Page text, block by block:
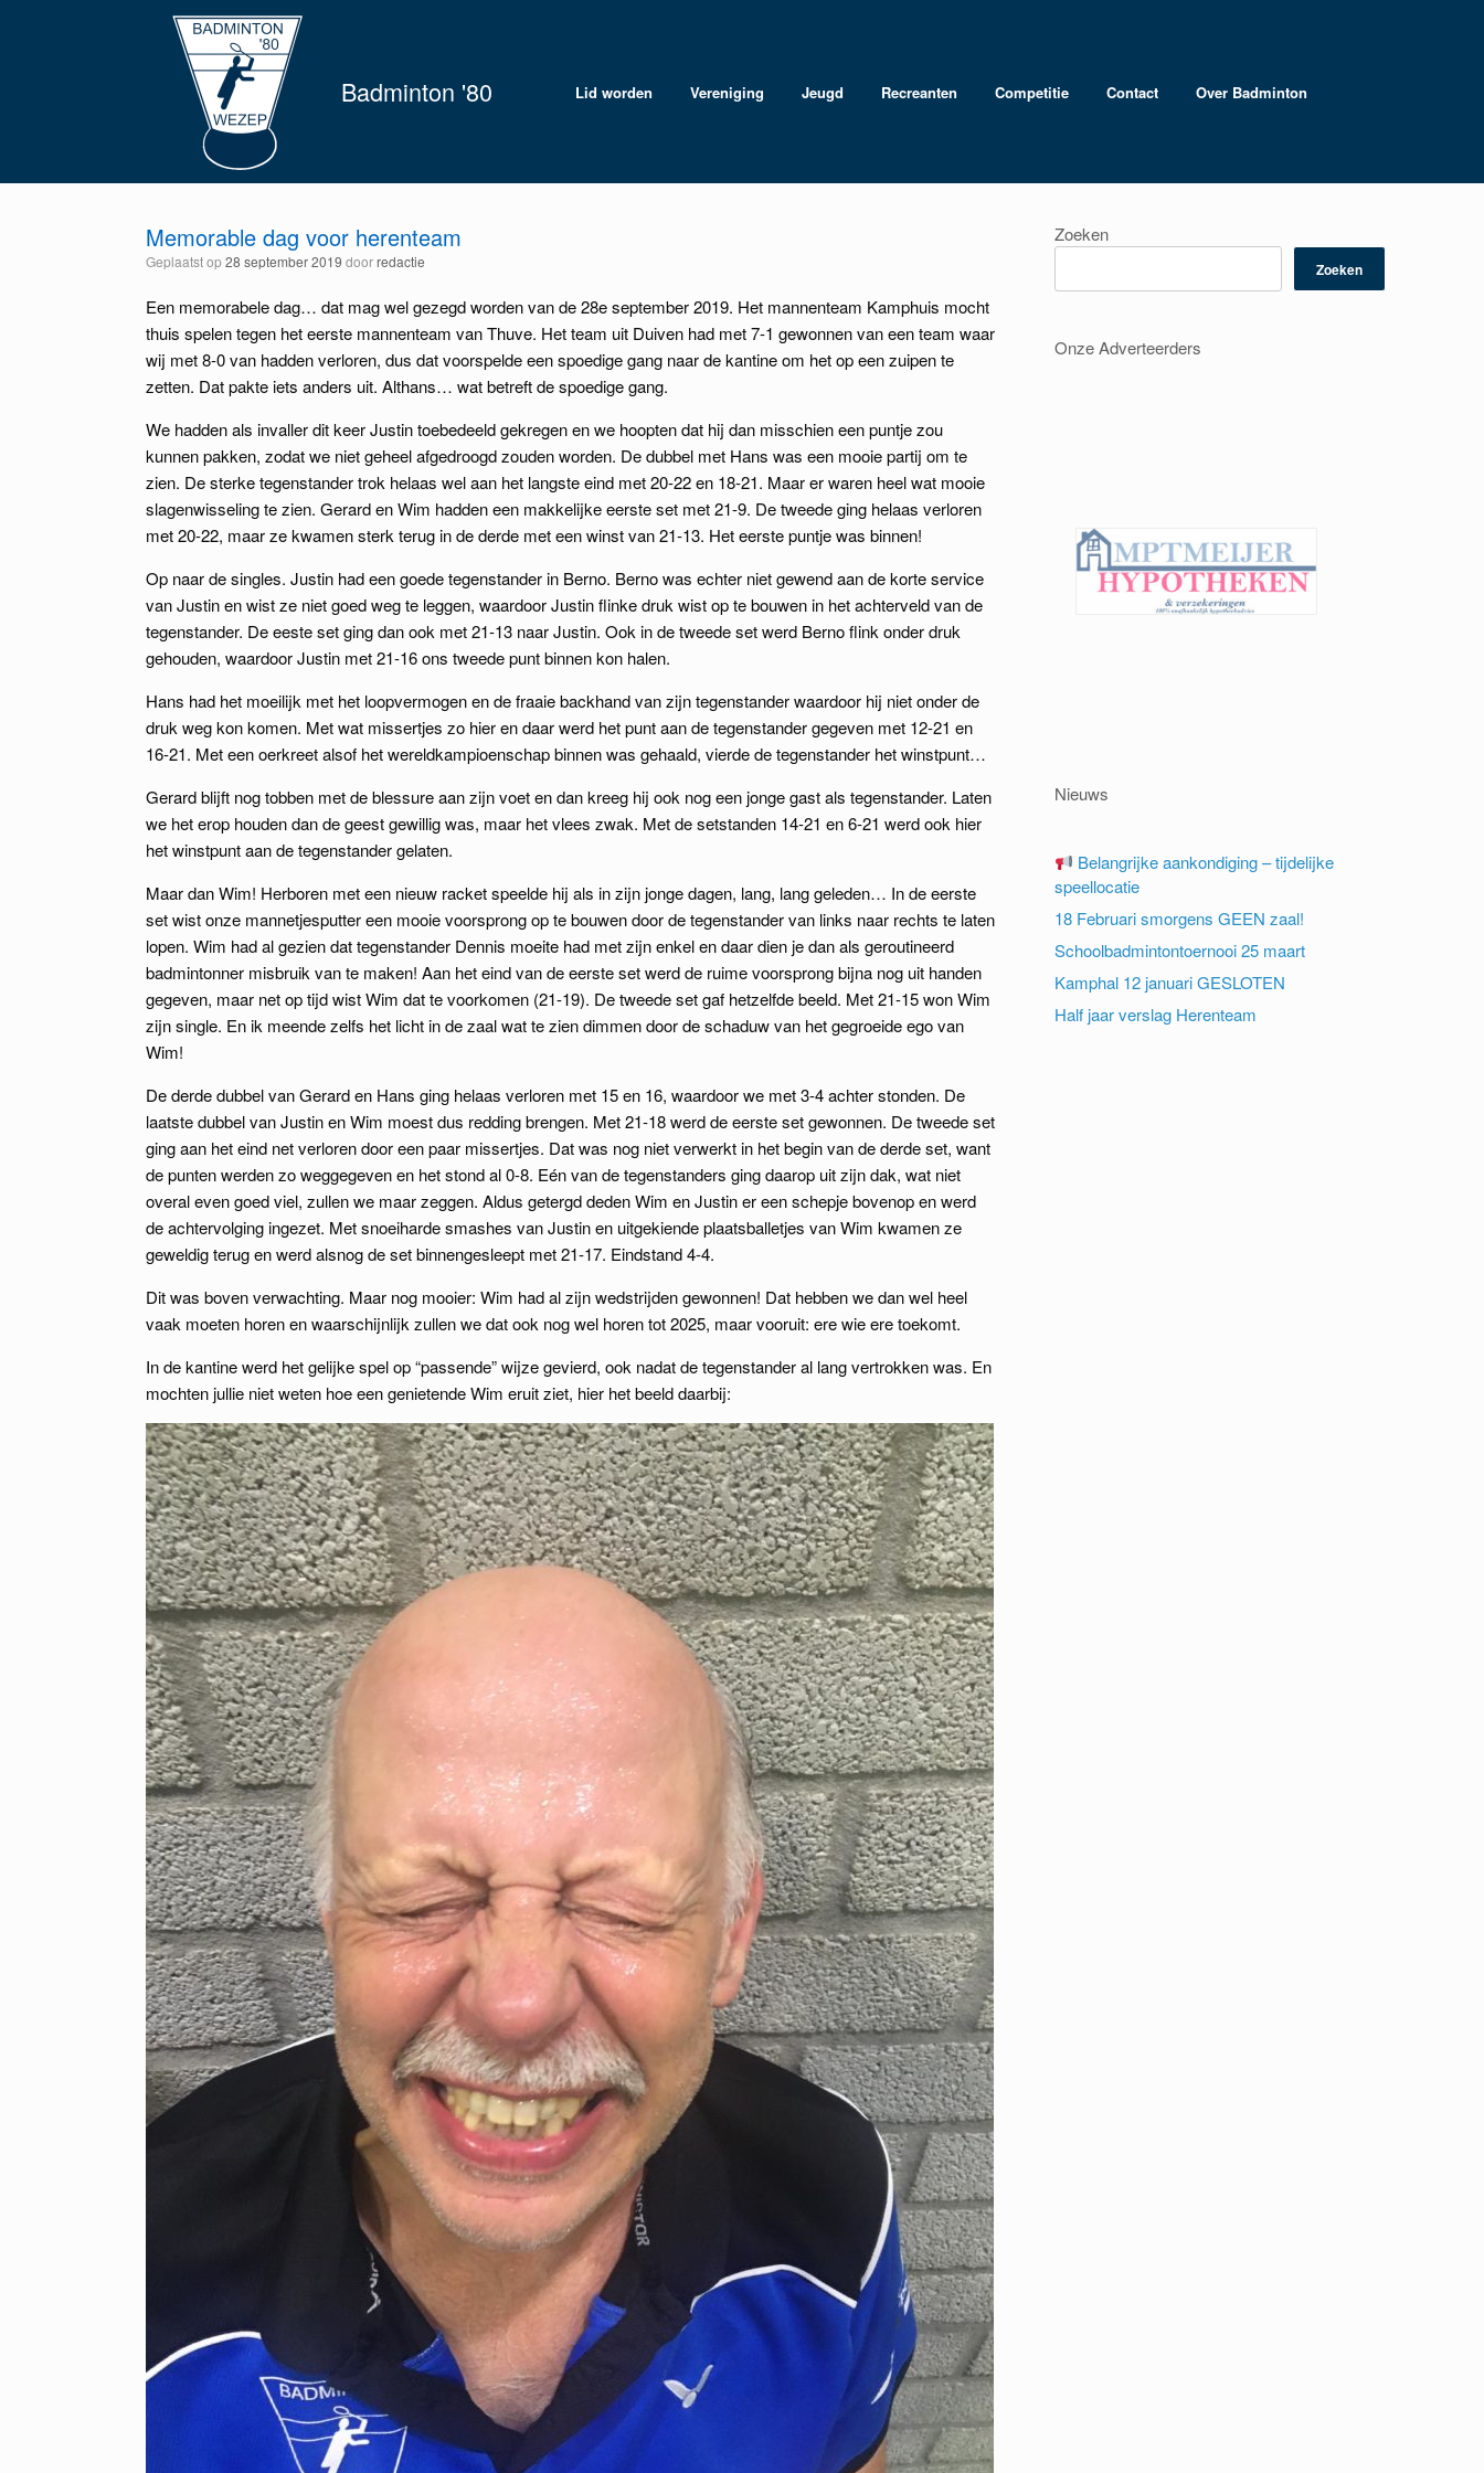
Badminton '80 Lid worden Vereniging Jeugd Recreanten Competitie Contact Over Badminton
Memorable dag voor herenteam
Geplaatst op28 september 2019 doorredactie
Een memorabele dag… dat mag wel gezegd worden van de 28e september 2019. Het mannenteam Kamphuis mocht
thuis spelen tegen het eerste mannenteam van Thuve. Het team uit Duiven had met 7-1 gewonnen van een team waar
wij met 8-0 van hadden verloren, dus dat voorspelde een spoedige gang naar de kantine om het op een zuipen te
zetten. Dat pakte iets anders uit. Althans… wat betreft de spoedige gang.
We hadden als invaller dit keer Justin toebedeeld gekregen en we hoopten dat hij dan misschien een puntje zou
kunnen pakken, zodat we niet geheel afgedroogd zouden worden. De dubbel met Hans was een mooie partij om te
zien. De sterke tegenstander trok helaas wel aan het langste eind met 20-22 en 18-21. Maar er waren heel wat mooie
slagenwisseling te zien. Gerard en Wim hadden een makkelijke eerste set met 21-9. De tweede ging helaas verloren
met 20-22, maar ze kwamen sterk terug in de derde met een winst van 21-13. Het eerste puntje was binnen!
Op naar de singles. Justin had een goede tegenstander in Berno. Berno was echter niet gewend aan de korte service
van Justin en wist ze niet goed weg te leggen, waardoor Justin flinke druk wist op te bouwen in het achterveld van de
tegenstander. De eeste set ging dan ook met 21-13 naar Justin. Ook in de tweede set werd Berno flink onder druk
gehouden, waardoor Justin met 21-16 ons tweede punt binnen kon halen.
Hans had het moeilijk met het loopvermogen en de fraaie backhand van zijn tegenstander waardoor hij niet onder de
druk weg kon komen. Met wat missertjes zo hier en daar werd het punt aan de tegenstander gegeven met 12-21 en
16-21. Met een oerkreet alsof het wereldkampioenschap binnen was gehaald, vierde de tegenstander het winstpunt…
Gerard blijft nog tobben met de blessure aan zijn voet en dan kreeg hij ook nog een jonge gast als tegenstander. Laten
we het erop houden dan de geest gewillig was, maar het vlees zwak. Met de setstanden 14-21 en 6-21 werd ook hier
het winstpunt aan de tegenstander gelaten.
Maar dan Wim! Herboren met een nieuw racket speelde hij als in zijn jonge dagen, lang, lang geleden… In de eerste
set wist onze mannetjesputter een mooie voorsprong op te bouwen door de tegenstander van links naar rechts te laten
lopen. Wim had al gezien dat tegenstander Dennis moeite had met zijn enkel en daar dien je dan als geroutineerd
badmintonner misbruik van te maken! Aan het eind van de eerste set werd de ruime voorsprong bijna nog uit handen
gegeven, maar net op tijd wist Wim dat te voorkomen (21-19). De tweede set gaf hetzelfde beeld. Met 21-15 won Wim
zijn single. En ik meende zelfs het licht in de zaal wat te zien dimmen door de schaduw van het gegroeide ego van
Wim!
De derde dubbel van Gerard en Hans ging helaas verloren met 15 en 16, waardoor we met 3-4 achter stonden. De
laatste dubbel van Justin en Wim moest dus redding brengen. Met 21-18 werd de eerste set gewonnen. De tweede set
ging aan het eind net verloren door een paar missertjes. Dat was nog niet verwerkt in het begin van de derde set, want
de punten werden zo weggegeven en het stond al 0-8. Eén van de tegenstanders ging daarop uit zijn dak, wat niet
overal even goed viel, zullen we maar zeggen. Aldus getergd deden Wim en Justin er een schepje bovenop en werd
de achtervolging ingezet. Met snoeiharde smashes van Justin en uitgekiende plaatsballetjes van Wim kwamen ze
geweldig terug en werd alsnog de set binnengesleept met 21-17. Eindstand 4-4.
Dit was boven verwachting. Maar nog mooier: Wim had al zijn wedstrijden gewonnen! Dat hebben we dan wel heel
vaak moeten horen en waarschijnlijk zullen we dat ook nog wel horen tot 2025, maar vooruit: ere wie ere toekomt.
In de kantine werd het gelijke spel op “passende” wijze gevierd, ook nadat de tegenstander al lang vertrokken was. En
mochten jullie niet weten hoe een genietende Wim eruit ziet, hier het beeld daarbij:
Zoeken
Zoeken
Onze Adverteerders
Nieuws
Belangrijke aankondiging – tijdelijke
speellocatie
18 Februari smorgens GEEN zaal!
Schoolbadmintontoernooi 25 maart
Kamphal 12 januari GESLOTEN
Half jaar verslag Herenteam